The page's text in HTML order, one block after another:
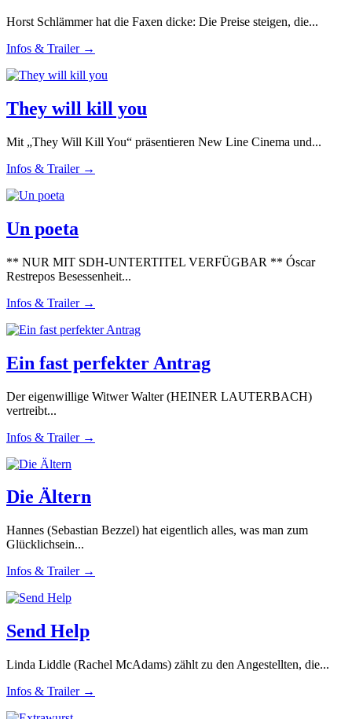
Horst Schlämmer hat die Faxen dicke: Die Preise steigen, die...
Infos & Trailer →
They will kill you
Mit „They Will Kill You“ präsentieren New Line Cinema und...
Infos & Trailer →
Un poeta
** NUR MIT SDH-UNTERTITEL VERFÜGBAR ** Óscar
Restrepos Besessenheit...
Infos & Trailer →
Ein fast perfekter Antrag
Der eigenwillige Witwer Walter (HEINER LAUTERBACH)
vertreibt...
Infos & Trailer →
Die Ältern
Hannes (Sebastian Bezzel) hat eigentlich alles, was man zum
Glücklichsein...
Infos & Trailer →
Send Help
Linda Liddle (Rachel McAdams) zählt zu den Angestellten, die...
Infos & Trailer →